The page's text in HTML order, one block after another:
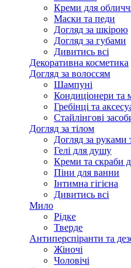
Креми для
Маски та педи
Догляд за шкірою
Догляд за губами
Дивитись всі
Декоративна косметика
Догляд за волоссям
Шампуні
Кондиціонери та
Гребінці та
Стайлінгові
Догляд за тілом
Догляд за руками
Гелі для душу
Креми та скраби
Піни для ванни
Інтимна гігієна
Дивитись всі
Мило
Рідке
Тверде
Антиперспіранти та
Жіночі
Чоловічі